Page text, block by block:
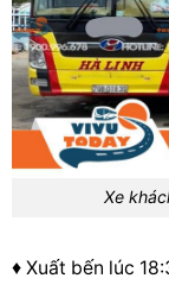
Xe
♦ Xuất bến lúc